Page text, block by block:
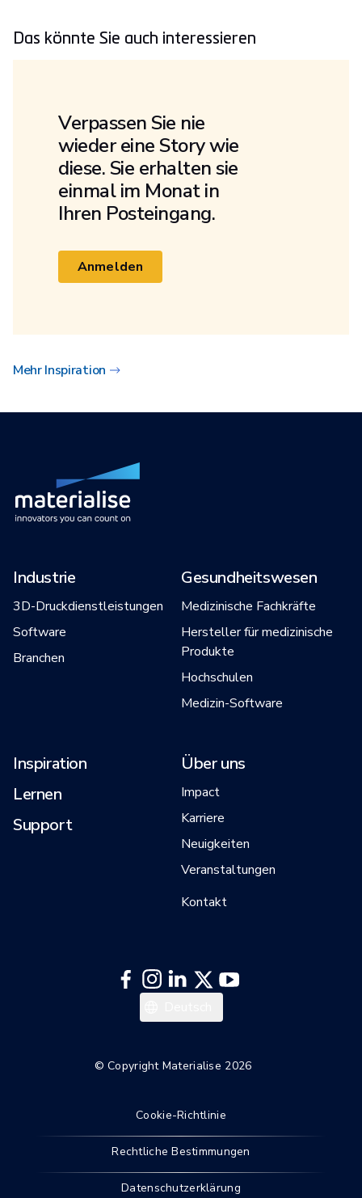
Das könnte Sie auch interessieren
Verpassen Sie nie
wieder eine Story wie
diese. Sie erhalten sie
einmal im Monat in
Ihren Posteingang.
Anmelden
Mehr Inspiration
Industrie
3D-Druckdienstleistungen
Software
Branchen
Gesundheitswesen
Medizinische Fachkräfte
Hersteller für medizinische
Produkte
Hochschulen
Medizin-Software
Inspiration
Lernen
Support
Über uns
Impact
Karriere
Neuigkeiten
Veranstaltungen
Kontakt
Français
© Copyright Materialise 2026
Cookie-Richtlinie
Rechtliche Bestimmungen
Datenschutzerklärung